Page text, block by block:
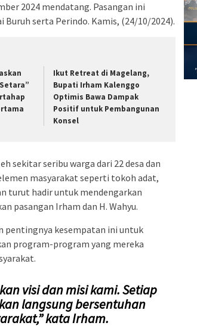
2024 mendatang. Pasangan ini
serta Perindo. Kamis, (24/10/2024).
Ikut Retreat di Magelang,
Bupati Irham Kalenggo
Optimis Bawa Dampak
Positif untuk Pembangunan
Konsel
sekitar seribu warga dari 22 desa dan
masyarakat seperti tokoh adat,
turut hadir untuk mendengarkan
pasangan Irham dan H. Wahyu.
pentingnya kesempatan ini untuk
program-program yang mereka
visi dan misi kami. Setiap
langsung bersentuhan
kata Irham.